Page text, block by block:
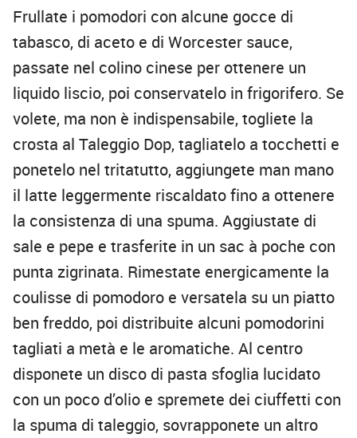
Frullate i pomodori con alcune gocce di
tabasco, di aceto e di Worcester sauce,
passate nel colino cinese per ottenere un
liquido liscio, poi conservatelo in frigorifero. Se
volete, ma non è indispensabile, togliete la
crosta al Taleggio Dop, tagliatelo a tocchetti e
ponetelo nel tritatutto, aggiungete man mano
il latte leggermente riscaldato fino a ottenere
la consistenza di una spuma. Aggiustate di
sale e pepe e trasferite in un sac à poche con
punta zigrinata. Rimestate energicamente la
coulisse di pomodoro e versatela su un piatto
ben freddo, poi distribuite alcuni pomodorini
tagliati a metà e le aromatiche. Al centro
disponete un disco di pasta sfoglia lucidato
con un poco d’olio e spremete dei ciuffetti con
la spuma di taleggio, sovrapponete un altro